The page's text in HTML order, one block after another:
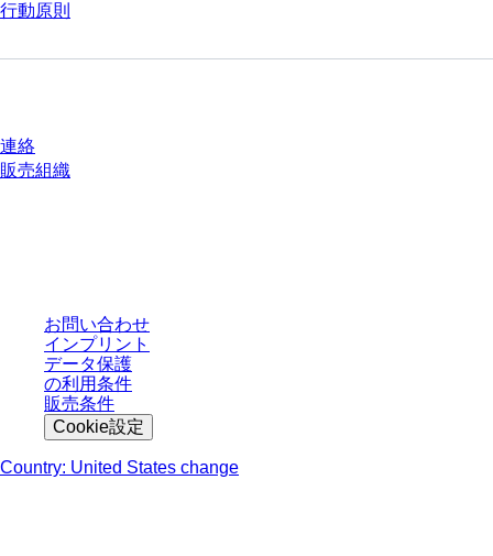
行動原則
連絡
販売組織
お問い合わせ
インプリント
データ保護
の利用条件
販売条件
Cookie設定
Country: United States change